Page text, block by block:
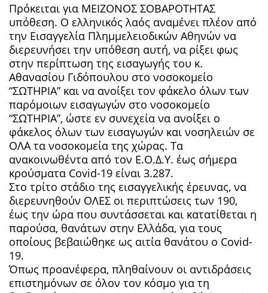
Πρόκειται για ΜΕΙΖΟΝΟΣ ΣΟΒΑΡΟΤΗΤΑΣ
υπόθεση. Ο ελληνικός λαός αναμένει πλέον από
την Εισαγγελία Πλημμελειοδικών Αθηνών να
διερευνήσει την υπόθεση αυτή, να ρίξει φως
στην περίπτωση της εισαγωγής του κ.
Αθανασίου Γιδόπουλου στο νοσοκομείο
“ΣΩΤΗΡΙΑ” και να ανοίξει τον φάκελο όλων των
παρόμοιων εισαγωγών στο νοσοκομείο
“ΣΩΤΗΡΙΑ”, ώστε εν συνεχεία να ανοίξει ο
φάκελος όλων των εισαγωγών και νοσηλειών σε
ΟΛΑ τα νοσοκομεία της χώρας. Τα
ανακοινωθέντα από τον Ε.Ο.Δ.Υ. έως σήμερα
κρούσματα Covid-19 είναι 3.287.
Στο τρίτο στάδιο της εισαγγελικής έρευνας, να
διερευνηθούν ΟΛΕΣ οι περιπτώσεις των 190,
έως την ώρα που συντάσσεται και κατατίθεται η
παρούσα, θανάτων στην Ελλάδα, για τους
οποίους βεβαιώθηκε ως αιτία θανάτου ο Covid-
19.
Όπως προανέφερα, πληθαίνουν οι αντιδράσεις
επιστημόνων σε όλον τον κόσμο για τη